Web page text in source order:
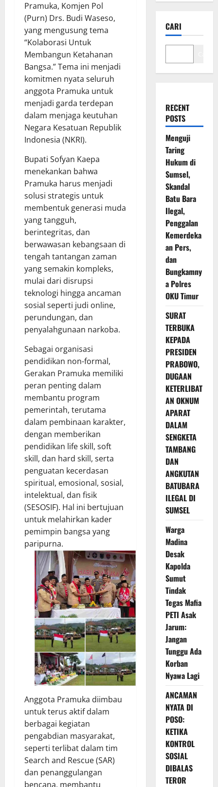
Pramuka, Komjen Pol
(Purn) Drs. Budi Waseso,
yang mengusung tema
“Kolaborasi Untuk
Membangun Ketahanan
Bangsa.” Tema ini menjadi
komitmen nyata seluruh
anggota Pramuka untuk
menjadi garda terdepan
dalam menjaga keutuhan
Negara Kesatuan Republik
Indonesia (NKRI).
Bupati Sofyan Kaepa
menekankan bahwa
Pramuka harus menjadi
solusi strategis untuk
membentuk generasi muda
yang tangguh,
berintegritas, dan
berwawasan kebangsaan di
tengah tantangan zaman
yang semakin kompleks,
mulai dari disrupsi
teknologi hingga ancaman
sosial seperti judi online,
perundungan, dan
penyalahgunaan narkoba.
Sebagai organisasi
pendidikan non-formal,
Gerakan Pramuka memiliki
peran penting dalam
membantu program
pemerintah, terutama
dalam pembinaan karakter,
dengan memberikan
pendidikan life skill, soft
skill, dan hard skill, serta
penguatan kecerdasan
spiritual, emosional, sosial,
intelektual, dan fisik
(SESOSIF). Hal ini bertujuan
untuk melahirkan kader
pemimpin bangsa yang
paripurna.
Anggota Pramuka diimbau
untuk terus aktif dalam
berbagai kegiatan
pengabdian masyarakat,
seperti terlibat dalam tim
Search and Rescue (SAR)
dan penanggulangan
bencana, membantu
CARI
RECENT
POSTS
Menguji
Taring
Hukum di
Sumsel,
Skandal
Batu Bara
Ilegal,
Penggalan
Kemerdeka
an Pers,
dan
Bungkamny
a Polres
OKU Timur
SURAT
TERBUKA
KEPADA
PRESIDEN
PRABOWO,
DUGAAN
KETERLIBAT
AN OKNUM
APARAT
DALAM
SENGKETA
TAMBANG
DAN
ANGKUTAN
BATUBARA
ILEGAL DI
SUMSEL
Warga
Madina
Desak
Kapolda
Sumut
Tindak
Tegas Mafia
PETI Asak
Jarum:
Jangan
Tunggu Ada
Korban
Nyawa Lagi
ANCAMAN
NYATA DI
POSO:
KETIKA
KONTROL
SOSIAL
DIBALAS
TEROR